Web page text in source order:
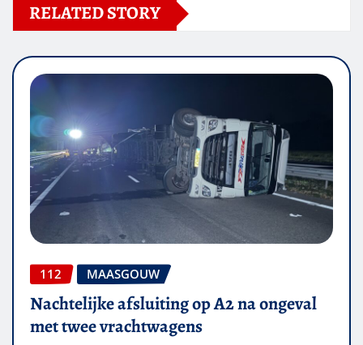
RELATED STORY
112 MAASGOUW
Nachtelijke afsluiting op A2 na ongeval
met twee vrachtwagens